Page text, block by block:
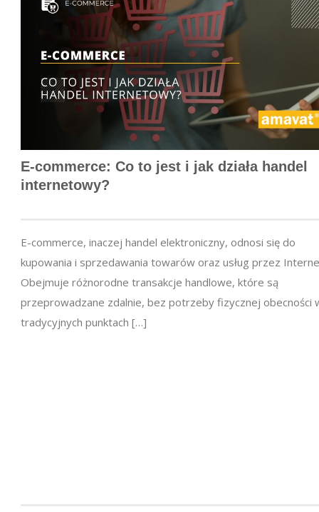
E-commerce: Co to jest i jak działa handel
internetowy?
E-commerce, inaczej handel elektroniczny, odnosi się do
kupowania i sprzedawania towarów oraz usług przez
Obejmuje różnorodne transakcje handlowe, które są
przeprowadzane zdalnie, bez potrzeby fizycznej obecności
tradycyjnych punktach […]